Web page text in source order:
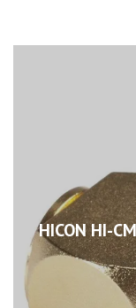
HICON HI-